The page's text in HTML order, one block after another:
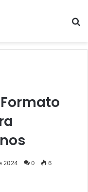
2024 0 6